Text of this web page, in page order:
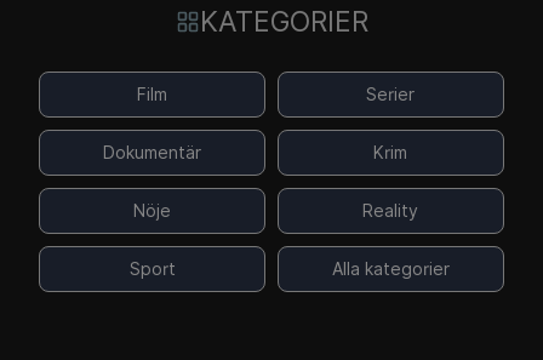
KATEGORIER
Film Serier
Dokumentär Krim
Nöje Reality
Sport Alla kategorier